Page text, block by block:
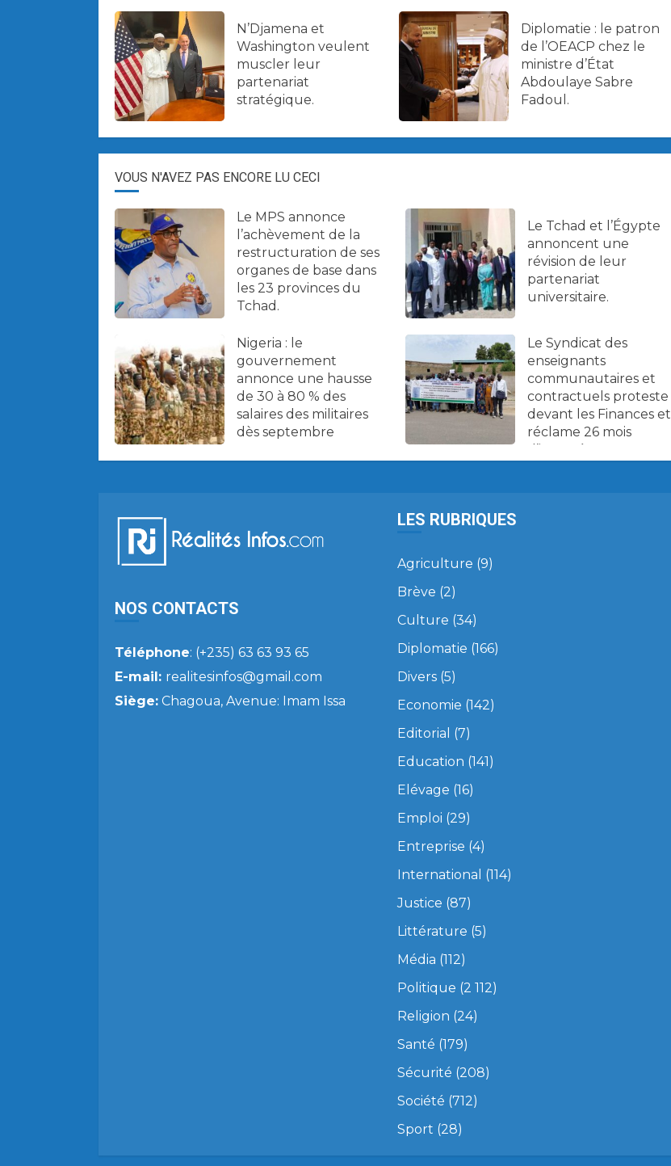
N’Djamena et
Washington veulent
muscler leur
partenariat
stratégique.
Diplomatie : le patron
de l’OEACP chez le
ministre d’État
Abdoulaye Sabre
Fadoul.
VOUS N'AVEZ PAS ENCORE LU CECI
Le MPS annonce
l’achèvement de la
restructuration de ses
organes de base dans
les 23 provinces du
Tchad.
Le Tchad et l’Égypte
annoncent une
révision de leur
partenariat
universitaire.
Nigeria : le
gouvernement
annonce une hausse
de 30 à 80 % des
salaires des militaires
dès septembre
Le Syndicat des
enseignants
communautaires et
contractuels proteste
devant les Finances et
réclame 26 mois
d’impayés.
NOS CONTACTS
Téléphone: (+235) 63 63 93 65
E-mail: realitesinfos@gmail.com
Siège: Chagoua, Avenue: Imam Issa
LES RUBRIQUES
Agriculture (9)
Brève (2)
Culture (34)
Diplomatie (166)
Divers(5)
Economie (142)
Editorial (7)
Education (141)
Elévage (16)
Emploi (29)
Entreprise (4)
International (114)
Justice (87)
Littérature (5)
Média (112)
Politique (2 112)
Religion (24)
Santé (179)
Sécurité (208)
Société (712)
Sport (28)